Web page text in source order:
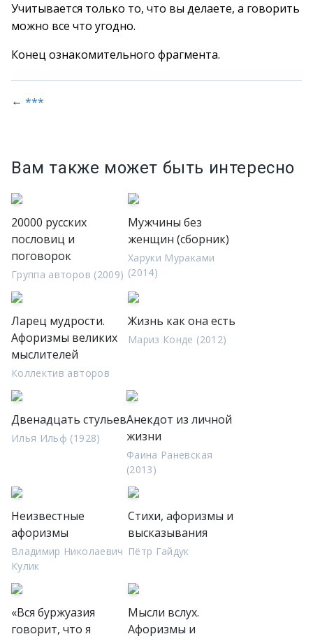
Учитывается только то, что вы делаете, а говорить
можно все что угодно.
Конец ознакомительного фрагмента.
← ***
Вам также может быть интересно
20000 русских
пословиц и
поговорок
Группа авторов (2009)
Мужчины без
женщин (сборник)
Харуки Мураками
(2014)
Ларец мудрости.
Афоризмы великих
мыслителей
Коллектив авторов
Жизнь как она есть
Мариз Конде (2012)
Двенадцать стульев
Илья Ильф (1928)
Анекдот из личной
жизни
Фаина Раневская
(2013)
Неизвестные
афоризмы
Владимир Николаевич
Кулик
Стихи, афоризмы и
высказывания
Пётр Гайдук
«Вся буржуазия
говорит, что я
Мысли вслух.
Афоризмы и